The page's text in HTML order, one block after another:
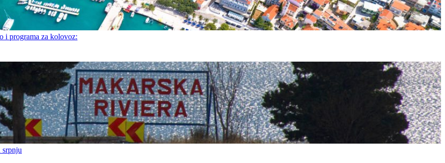
i programa za kolovoz:
srpnju